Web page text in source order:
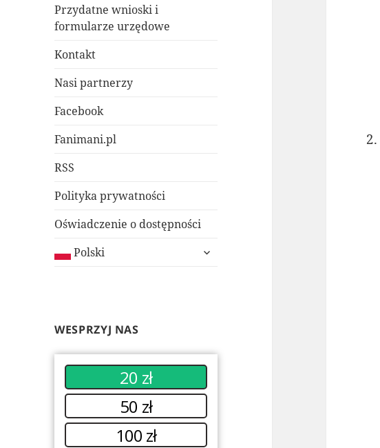
Przydatne wnioski i
formularze urzędowe
Kontakt
Nasi partnerzy
Facebook
Fanimani.pl
RSS
Polityka prywatności
Oświadczenie o dostępności
Polski
rozwiń
WESPRZYJ NAS
20 zł
50 zł
100 zł